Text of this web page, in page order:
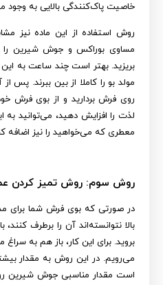
خاصیت پاک‌کنندگی بالایی به وجود
روش استفاده از این ماده نیز
مساوی بوراکس و جوش شیرین
بریزید. بهتر است چند ساعت به
مولد بو را کاملا از بین ببرند. پس
روی فرش بردارید و از بوی فرش
لذت را افزایش دهید، می‌توانید
معطری که می‌خواهید را نیز اضافه
روش سوم: روش تمیز کردن
در صورتی که بوی فرش شما برای
بالا نتوانسته‌اند آن را برطرف
بروید. برای این کار، باز هم به
می‌رویم. در این روش به مقدار
است مقدار مناسبی جوش شیرین